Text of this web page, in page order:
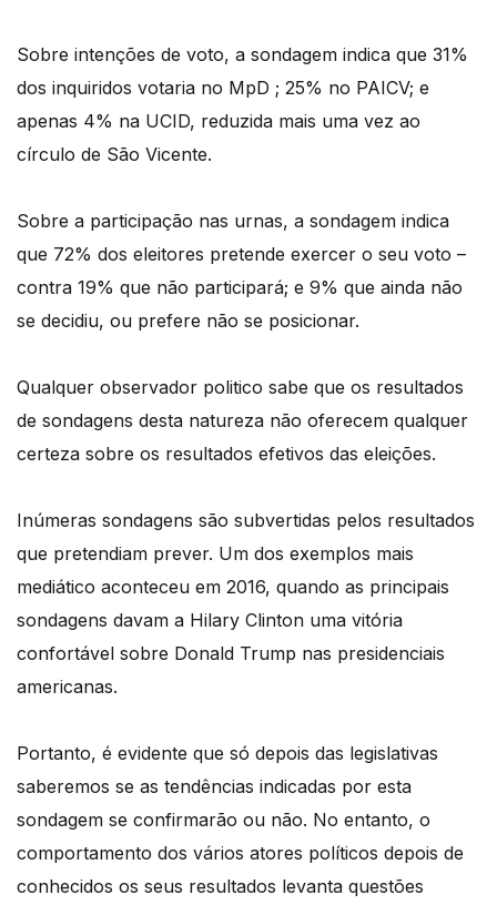
Sobre intenções de voto, a sondagem indica que 31%
dos inquiridos votaria no MpD ; 25% no PAICV; e
apenas 4% na UCID, reduzida mais uma vez ao
círculo de São Vicente.
Sobre a participação nas urnas, a sondagem indica
que 72% dos eleitores pretende exercer o seu voto –
contra 19% que não participará; e 9% que ainda não
se decidiu, ou prefere não se posicionar.
Qualquer observador politico sabe que os resultados
de sondagens desta natureza não oferecem qualquer
certeza sobre os resultados efetivos das eleições.
Inúmeras sondagens são subvertidas pelos resultados
que pretendiam prever. Um dos exemplos mais
mediático aconteceu em 2016, quando as principais
sondagens davam a Hilary Clinton uma vitória
confortável sobre Donald Trump nas presidenciais
americanas.
Portanto, é evidente que só depois das legislativas
saberemos se as tendências indicadas por esta
sondagem se confirmarão ou não. No entanto, o
comportamento dos vários atores políticos depois de
conhecidos os seus resultados levanta questões